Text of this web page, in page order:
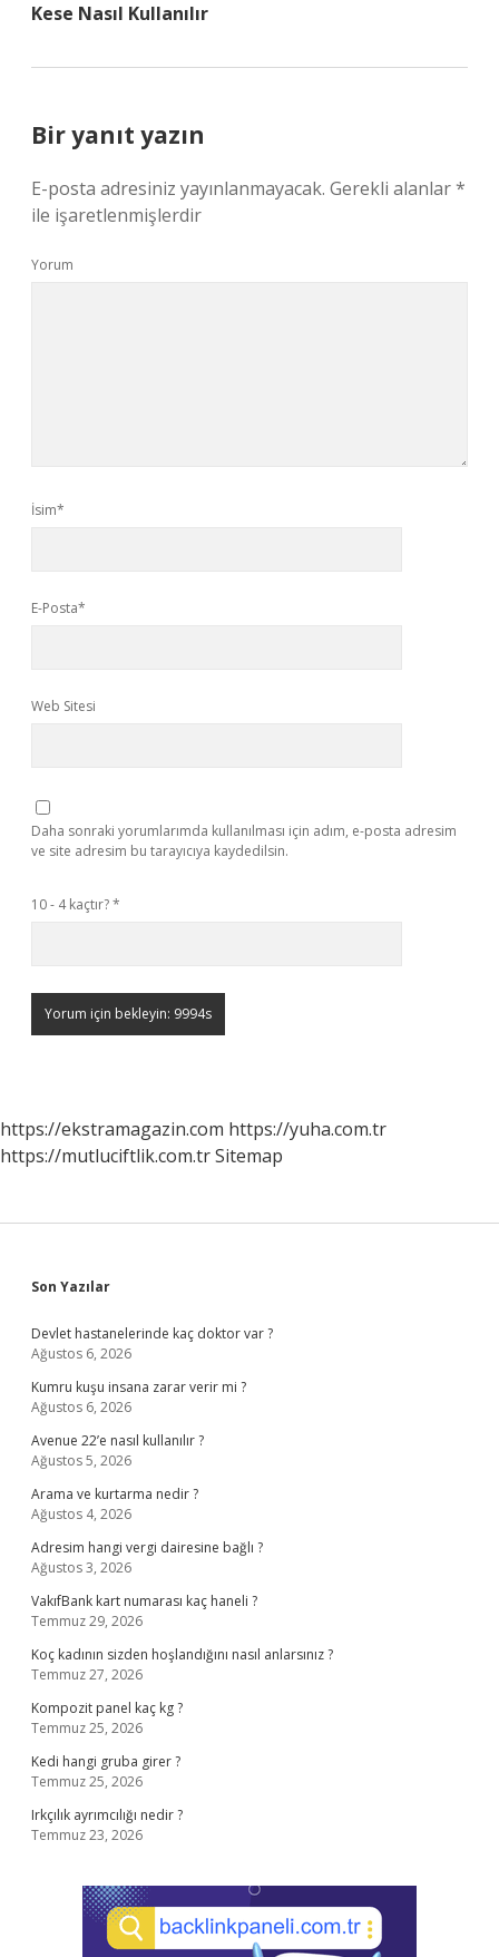
Kese Nasıl Kullanılır
Bir yanıt yazın
E-posta adresiniz yayınlanmayacak. Gerekli alanlar*
ile işaretlenmişlerdir
Yorum
İsim*
E-Posta*
Web Sitesi
Daha sonraki yorumlarımda kullanılması için adım, e-posta adresim
ve site adresim bu tarayıcıya kaydedilsin.
10 - 4 kaçtır?*
https://ekstramagazin.com https://yuha.com.tr
https://mutluciftlik.com.trSitemap
Sidebar
Son Yazılar
Devlet hastanelerinde kaç doktor var ?
Ağustos 6, 2026
Kumru kuşu insana zarar verir mi ?
Ağustos 6, 2026
Avenue 22’e nasıl kullanılır ?
Ağustos 5, 2026
Arama ve kurtarma nedir ?
Ağustos 4, 2026
Adresim hangi vergi dairesine bağlı ?
Ağustos 3, 2026
VakıfBank kart numarası kaç haneli ?
Temmuz 29, 2026
Koç kadının sizden hoşlandığını nasıl anlarsınız ?
Temmuz 27, 2026
Kompozit panel kaç kg ?
Temmuz 25, 2026
Kedi hangi gruba girer ?
Temmuz 25, 2026
Irkçılık ayrımcılığı nedir ?
Temmuz 23, 2026